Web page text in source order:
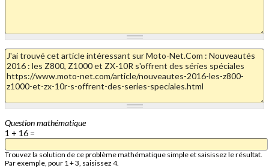
Question mathématique
1 + 16 =
Trouvez la solution de ce problème mathématique simple et saisissez le résultat.
Par exemple, pour 1 + 3, saisissez 4.